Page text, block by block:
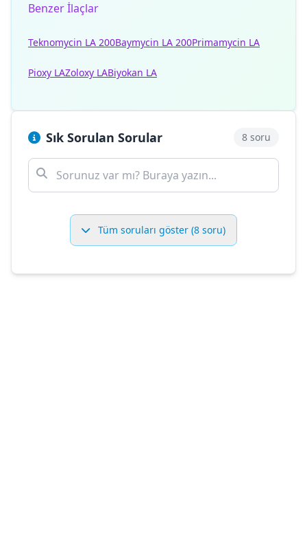
Benzer İlaçlar
Teknomycin LA 200Baymycin LA 200Primamycin LA
Pioxy LAZoloxy LABiyokan LA
Sık Sorulan Sorular 8 soru
Tüm soruları göster (8 soru)